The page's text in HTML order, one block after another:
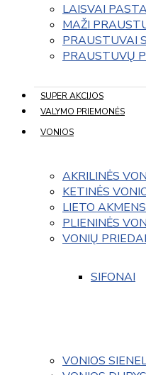
LAISVAI
MAŽI
PRAUSTUVAI
PRAUSTUVŲ
SUPER AKCIJOS
VALYMO PRIEMONĖS
VONIOS
AKRILINĖS
KETINĖS
LIETO
PLIENINĖS
VONIŲ PRIEDAI
SIFONAI
VONIOS